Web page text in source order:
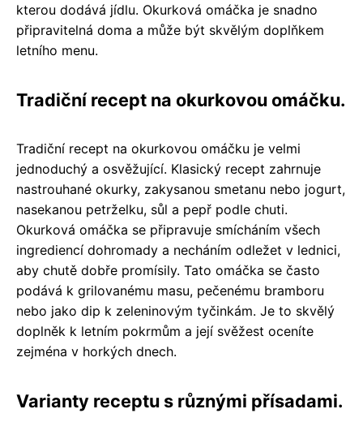
kterou dodává jídlu. Okurková omáčka je snadno
připravitelná doma a může být skvělým doplňkem
letního menu.
Tradiční recept na okurkovou omáčku.
Tradiční recept na okurkovou omáčku je velmi
jednoduchý a osvěžující. Klasický recept zahrnuje
nastrouhané okurky, zakysanou smetanu nebo jogurt,
nasekanou petrželku, sůl a pepř podle chuti.
Okurková omáčka se připravuje smícháním všech
ingrediencí dohromady a necháním odležet v lednici,
aby chutě dobře promísily. Tato omáčka se často
podává k grilovanému masu, pečenému bramboru
nebo jako dip k zeleninovým tyčinkám. Je to skvělý
doplněk k letním pokrmům a její svěžest oceníte
zejména v horkých dnech.
Varianty receptu s různými přísadami.